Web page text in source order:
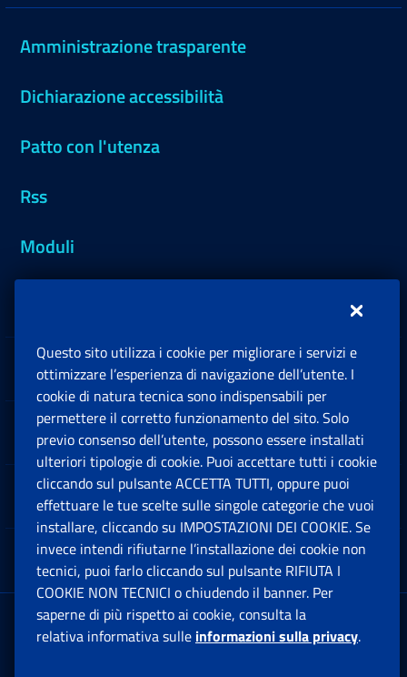
Amministrazione trasparente
Dichiarazione accessibilità
Patto con l'utenza
Rss
Moduli
Sedi e Contatti
Software
Note Legali
App mobile
Sede Legale : Via Ciro il Grande, 21
00144 Roma
Questo sito utilizza i cookie per migliorare i servizi e
ottimizzare l’esperienza di navigazione dell’utente. I
cookie di natura tecnica sono indispensabili per
permettere il corretto funzionamento del sito. Solo
previo consenso dell’utente, possono essere installati
ulteriori tipologie di cookie. Puoi accettare tutti i cookie
cliccando sul pulsante ACCETTA TUTTI, oppure puoi
effettuare le tue scelte sulle singole categorie che vuoi
installare, cliccando su IMPOSTAZIONI DEI COOKIE. Se
invece intendi rifiutarne l’installazione dei cookie non
tecnici, puoi farlo cliccando sul pulsante RIFIUTA I
COOKIE NON TECNICI o chiudendo il banner. Per
saperne di più rispetto ai cookie, consulta la
relativa informativa sulle informazioni sulla privacy.